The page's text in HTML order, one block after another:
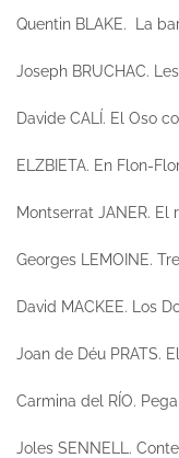
Quentin BLAKE. La
Joseph BRUCHAC.
Davide CALÍ. El Oso
ELZBIETA. En Flon-
Montserrat JANER. El
Georges LEMOINE.
David MACKEE. Los
Joan de Déu PRATS.
Carmina del RÍO.
Joles SENNELL.